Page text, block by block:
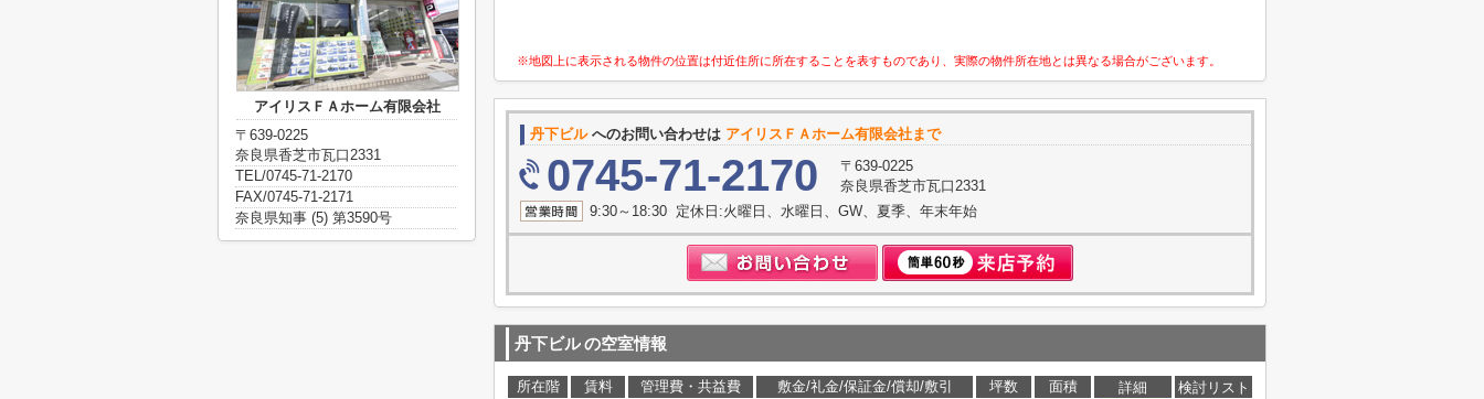
※地図上に表示される物件の位置は付近住所に所在することを表すものであり、実際の物件所在地とは異なる場合がございます。
丹下ビルへのお問い合わせは アイリスＦＡホーム有限会社まで
0745-71-2170
〒639-0225
奈良県香芝市瓦口2331
9:30～18:30 定休日:火曜日、水曜日、GW、夏季、年末年始
丹下ビルの空室情報
所在階 賃料 管理費・共益費 敷金/礼金/保証金/償却/敷引 坪数 面積 詳細
検討リスト
アイリスＦＡホーム有限会社
〒639-0225
奈良県香芝市瓦口2331
TEL/0745-71-2170
FAX/0745-71-2171
奈良県知事 (5) 第3590号